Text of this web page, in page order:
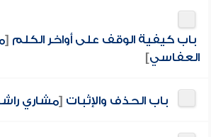
باب كيفية الوقف على أواخر الكلم [
العفاسي]
باب الحذف والإثبات [مشاري